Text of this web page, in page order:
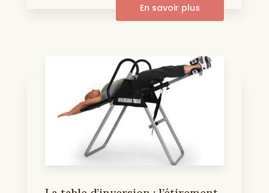
En savoir plus